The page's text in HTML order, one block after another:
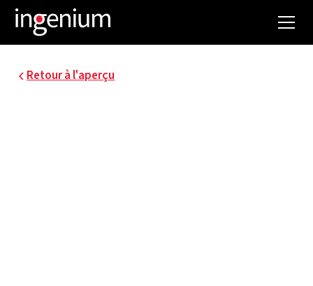
Retour à l'aperçu